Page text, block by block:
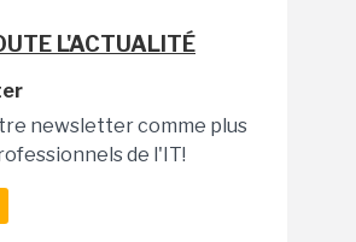
L'ACTUALITÉ
newsletter comme plus
de l'IT!